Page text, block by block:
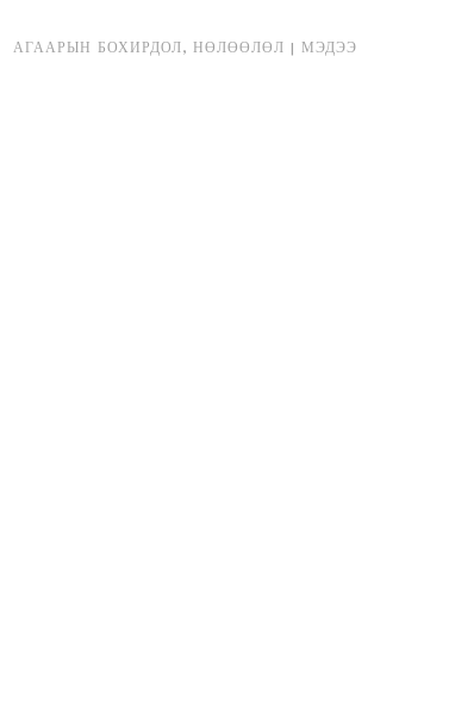
АГААРЫН БОХИРДОЛ, НӨЛӨӨЛӨЛ | МЭДЭЭ